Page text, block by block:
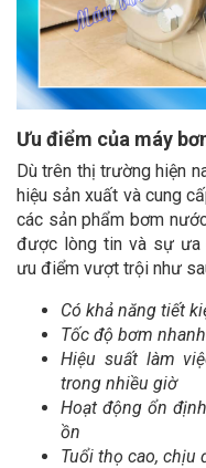
Ưu điểm của máy
Dù trên thị trường hiện
hiệu sản xuất và cung
các sản phẩm bơm
được lòng tin và sự ưa
ưu điểm vượt trội như
Có khả năng tiết
Tốc độ bơm
Hiệu suất làm
trong nhiều giờ
Hoạt động ổn
ồn
Tuổi thọ cao,